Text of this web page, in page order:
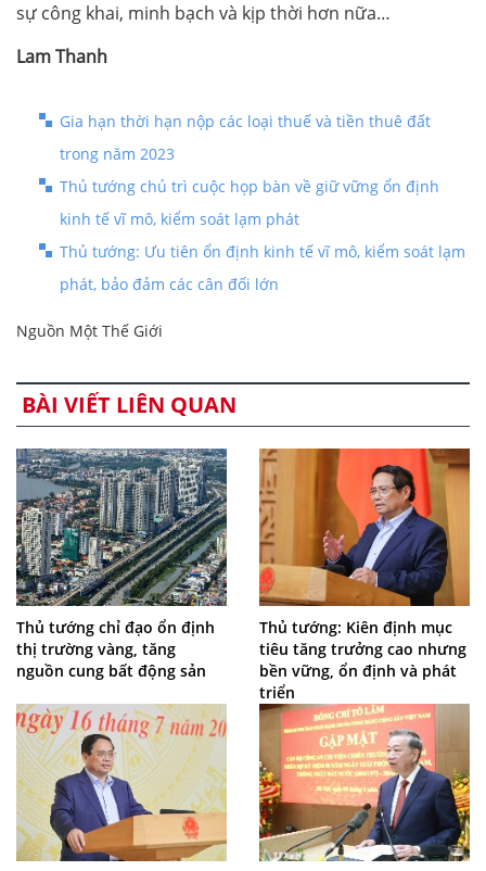
sự công khai, minh bạch và kịp thời hơn nữa…
Lam Thanh
Gia hạn thời hạn nộp các loại thuế và tiền thuê đất
trong năm 2023
Thủ tướng chủ trì cuộc họp bàn về giữ vững ổn định
kinh tế vĩ mô, kiểm soát lạm phát
Thủ tướng: Ưu tiên ổn định kinh tế vĩ mô, kiểm soát lạm
phát, bảo đảm các cân đối lớn
Nguồn Một Thế Giới
BÀI VIẾT LIÊN QUAN
Thủ tướng chỉ đạo ổn định
thị trường vàng, tăng
nguồn cung bất động sản
Thủ tướng: Kiên định mục
tiêu tăng trưởng cao nhưng
bền vững, ổn định và phát
triển